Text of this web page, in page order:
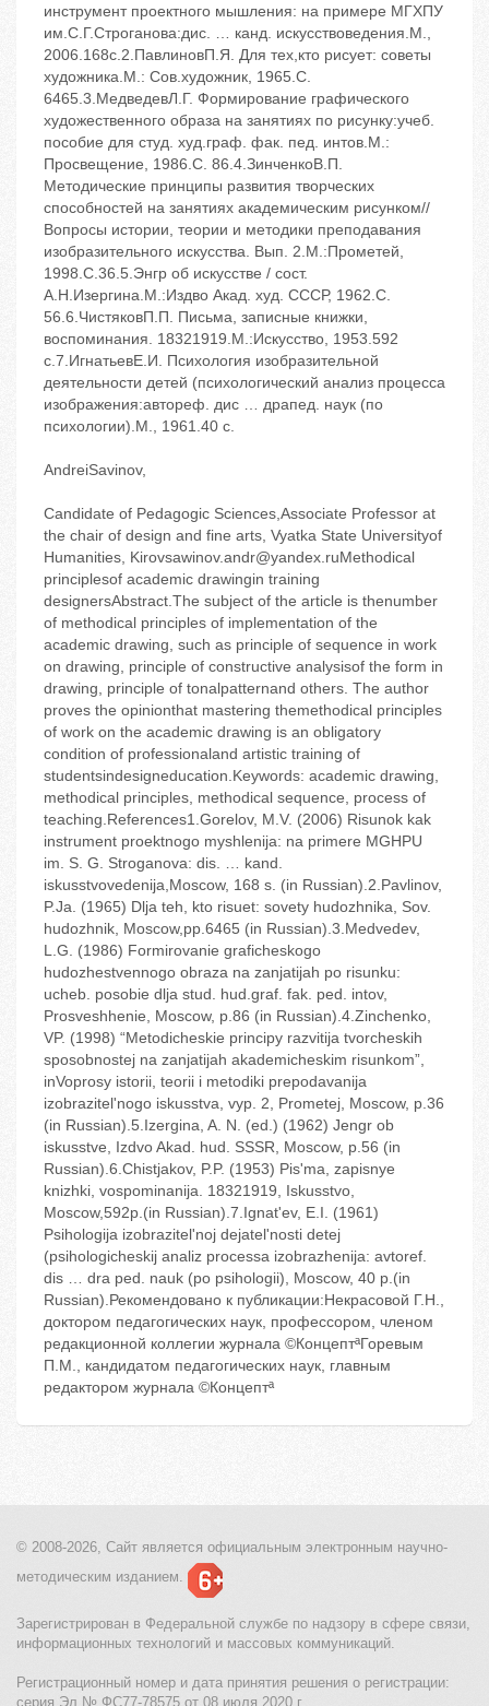
инструмент проектного мышления: на примере МГХПУ
им.С.Г.Строганова:дис. … канд. искусствоведения.‬М.,
2006.‬168с.2.ПавлиновП.Я. Для тех,кто рисует: советы
художника.‬М.: Сов.художник, 1965.‬С.
64‬65.3.МедведевЛ.Г. Формирование графического
художественного образа на занятиях по рисунку:учеб.
пособие для студ. худ.граф. фак. пед. интов.‬М.:
Просвещение, 1986.‬С. 86.4.ЗинченкоВ.П.
Методические принципы развития творческих
способностей на занятиях академическим рисунком//
Вопросы истории, теории и методики преподавания
изобразительного искусства. Вып. 2.‬М.:Прометей,
1998.‬С.36.5.Энгр об искусстве / сост.
А.Н.Изергина.‬М.:Издво Акад. худ. СССР, 1962.‬С.
56.6.ЧистяковП.П. Письма, записные книжки,
воспоминания. 1832‬1919.‬М.:Искусство, 1953.‬592
с.7.ИгнатьевЕ.И. Психология изобразительной
деятельности детей (психологический анализ процесса
изображения:автореф. дис … драпед. наук (по
психологии).‬М., 1961.‬40 с.
AndreiSavinov,
Candidate of Pedagogic Sciences,Associate Professor at
the chair of design and fine arts, Vyatka State Universityof
Humanities, Kirovsawinov.andr@yandex.ruMethodical
principlesof academic drawingin training
designersAbstract.The subject of the article is thenumber
of methodical principles of implementation of the
academic drawing, such as principle of sequence in work
on drawing, principle of constructive analysisof the form in
drawing, principle of tonalpatternand others. The author
proves the opinionthat mastering themethodical principles
of work on the academic drawing is an obligatory
condition of professionaland artistic training of
studentsindesigneducation.Keywords: academic drawing,
methodical principles, methodical sequence, process of
teaching.References1.Gorelov, M.V. (2006) Risunok kak
instrument proektnogo myshlenija: na primere MGHPU
im. S. G. Stroganova: dis. … kand.
iskusstvovedenija,Moscow, 168 s. (in Russian).2.Pavlinov,
P.Ja. (1965) Dlja teh, kto risuet: sovety hudozhnika, Sov.
hudozhnik, Moscow,pp.64‬65 (in Russian).3.Medvedev,
L.G. (1986) Formirovanie graficheskogo
hudozhestvennogo obraza na zanjatijah po risunku:
ucheb. posobie dlja stud. hud.graf. fak. ped. intov,
Prosveshhenie, Moscow, p.86 (in Russian).4.Zinchenko,
VP. (1998) “Metodicheskie principy razvitija tvorcheskih
sposobnostej na zanjatijah akademicheskim risunkom”,
inVoprosy istorii, teorii i metodiki prepodavanija
izobrazitel'nogo iskusstva, vyp. 2, Prometej, Moscow, p.36
(in Russian).5.Izergina, A. N. (ed.) (1962) Jengr ob
iskusstve, Izdvo Akad. hud. SSSR, Moscow, p.56 (in
Russian).6.Chistjakov, P.P. (1953) Pis'ma, zapisnye
knizhki, vospominanija. 1832‬1919, Iskusstvo,
Moscow,592p.(in Russian).7.Ignat'ev, E.I. (1961)
Psihologija izobrazitel'noj dejatel'nosti detej
(psihologicheskij analiz processa izobrazhenija: avtoref.
dis … dra ped. nauk (po psihologii), Moscow, 40 p.(in
Russian).Рекомендовано к публикации:Некрасовой Г.Н.,
доктором педагогических наук, профессором, членом
редакционной коллегии журнала ©КонцептªГоревым
П.М., кандидатом педагогических наук, главным
редактором журнала ©Концептª
© 2008-2026, Сайт является официальным электронным научно-
методическим изданием.
Зарегистрирован в Федеральной службе по надзору в сфере связи,
информационных технологий и массовых коммуникаций.
Регистрационный номер и дата принятия решения о регистрации:
серия Эл № ФС77-78575 от 08 июля 2020 г